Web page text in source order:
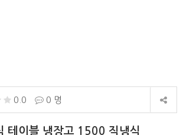
0.0 0 명
테이블 냉장고 1500 직냉식